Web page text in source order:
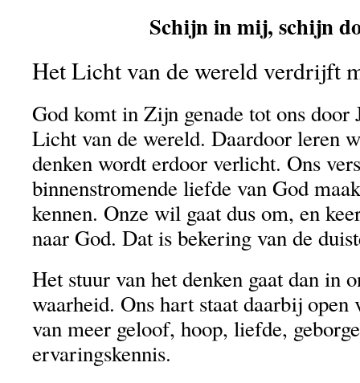
Schijn in mij, schijn
Het Licht van de wereld verdrijft
God komt in Zijn genade tot ons door
Licht van de wereld. Daardoor leren
denken wordt erdoor verlicht. Ons
binnenstromende liefde van God
kennen. Onze wil gaat dus om, en
naar God. Dat is bekering van de
Het stuur van het denken gaat dan in
waarheid. Ons hart staat daarbij open
van meer geloof, hoop, liefde,
ervaringskennis.